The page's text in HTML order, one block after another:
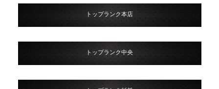
トップランク本店
トップランク中央